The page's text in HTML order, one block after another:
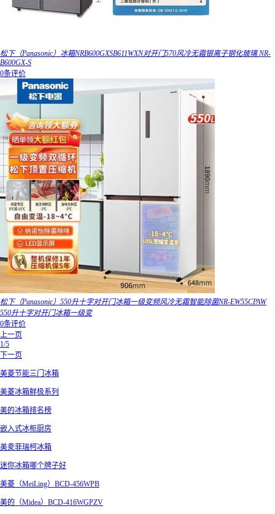
松下（Panasonic）冰箱NRB600GXSB611WXN对开门570风冷无霜银离子钢化玻璃 NR-
B600GX-S
0条评价
松下（Panasonic）550升十字对开门冰箱一级变频风冷无霜智能除菌NR-EW55CPAW
550升十字对开门冰箱一级变
0条评价
上一页
1/5
下一页
美菱节能三门冰箱
美菱冰箱鲜极系列
美的冰箱排名榜
嵌入式冰柜厨房
美夌菲瑞柯冰箱
迷你冰箱哪个牌子好
美菱（MeiLing）BCD-456WPB
美的（Midea）BCD-416WGPZV